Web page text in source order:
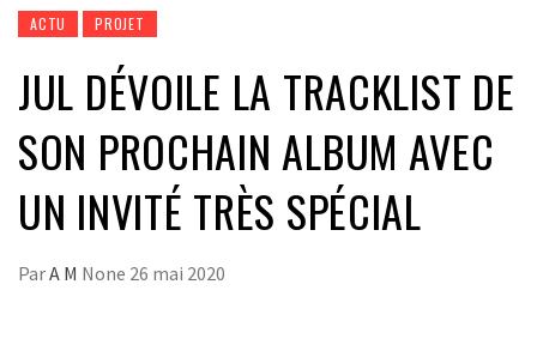
ACTU PROJET
JUL DÉVOILE LA TRACKLIST DE
SON PROCHAIN ALBUM AVEC
UN INVITÉ TRÈS SPÉCIAL
ParA M None 26 mai 2020